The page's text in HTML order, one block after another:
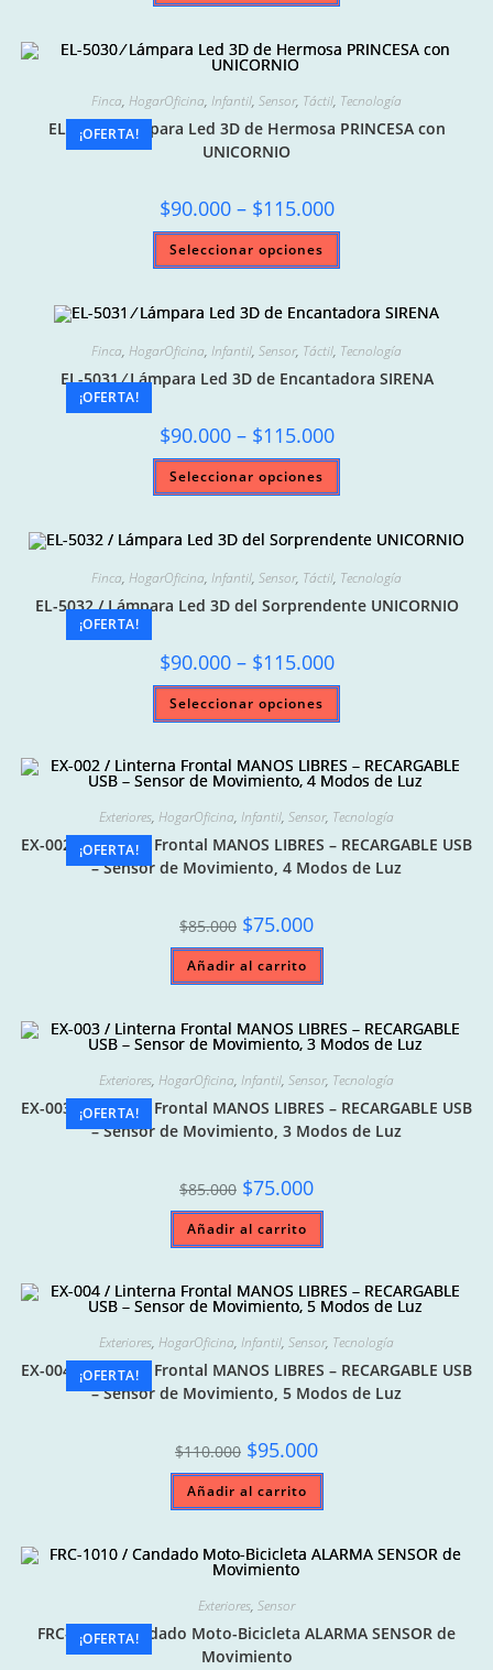
tiene
Las
pueden
en
¡OFERTA!
Finca, HogarOficina, Infantil, Sensor, Táctil, Tecnología
EL-5030 ⁄ Lámpara Led 3D de Hermosa PRINCESA con
UNICORNIO
$90.000 – $115.000Price
range:
$90.000
$115.000
Seleccionar opciones
Este
tiene
Las
se
pueden
elegir
producto
¡OFERTA!
Finca, HogarOficina, Infantil, Sensor, Táctil, Tecnología
EL-5031 ⁄ Lámpara Led 3D de Encantadora SIRENA
$90.000 – $115.000Price
range:
$90.000
$115.000
Seleccionar opciones
Este
tiene
Las
se
pueden
elegir
en
producto
¡OFERTA!
Finca, HogarOficina, Infantil, Sensor, Táctil, Tecnología
EL-5032 / Lámpara Led 3D del Sorprendente UNICORNIO
$90.000 – $115.000Price
range:
$90.000
$115.000
Seleccionar opciones
Este
tiene
Las
opciones
pueden
elegir
en
la
página
¡OFERTA!
Exteriores, HogarOficina, Infantil, Sensor, Tecnología
EX-002 / Linterna Frontal MANOS LIBRES – RECARGABLE USB
– Sensor de Movimiento, 4 Modos de Luz
$85.000 Original
price
was:
$85.000.
$75.000Current
is:
Añadir al carrito
¡OFERTA!
Exteriores, HogarOficina, Infantil, Sensor, Tecnología
EX-003 / Linterna Frontal MANOS LIBRES – RECARGABLE USB
– Sensor de Movimiento, 3 Modos de Luz
$85.000 Original
price
was:
$85.000.
$75.000Current
is:
Añadir al carrito
¡OFERTA!
Exteriores, HogarOficina, Infantil, Sensor, Tecnología
EX-004 / Linterna Frontal MANOS LIBRES – RECARGABLE USB
– Sensor de Movimiento, 5 Modos de Luz
$110.000 Original
price
was:
$110.000.
$95.000Current
is:
Añadir al carrito
¡OFERTA!
Exteriores, Sensor
FRC-1010 / Candado Moto-Bicicleta ALARMA SENSOR de
Movimiento